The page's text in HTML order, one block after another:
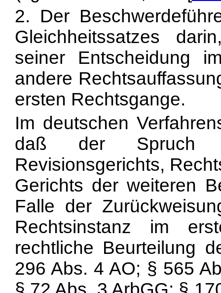
2. Der
Gleichheitssatzes
seiner Entscheidung
andere
ersten Rechtsgange.
Im deutschen
daß der Spruch
Revisionsgerichts,
Gerichts der weiteren
Falle der
Rechtsinstanz im
rechtliche Beurteilung
296 Abs. 4 AO; § 565